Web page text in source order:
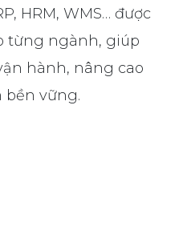
HRM, WMS… được
từng ngành, giúp
hành, nâng cao
bền vững.